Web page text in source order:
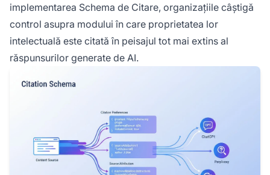
implementarea Schema de Citare, organizațiile câștigă
control asupra modului în care proprietatea lor
intelectuală este citată în peisajul tot mai extins al
răspunsurilor generate de AI.